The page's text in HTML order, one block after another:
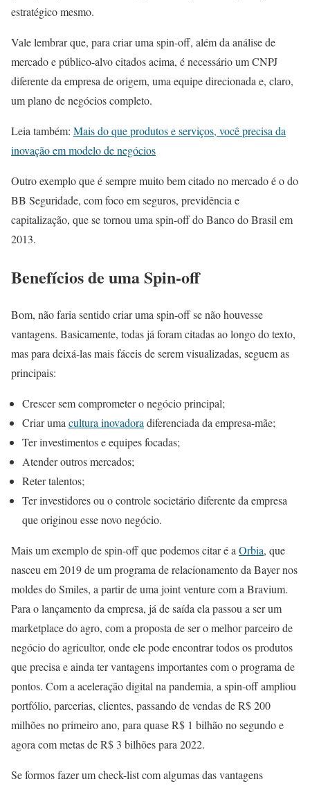
estratégico mesmo.
Vale lembrar que, para criar uma spin-off, além da análise de
mercado e público-alvo citados acima, é necessário um CNPJ
diferente da empresa de origem, uma equipe direcionada e, claro,
um plano de negócios completo.
Leia também: Mais do que produtos e serviços, você precisa da
inovação em modelo de negócios
Outro exemplo que é sempre muito bem citado no mercado é o do
BB Seguridade, com foco em seguros, previdência e
capitalização, que se tornou uma spin-off do Banco do Brasil em
2013.
Benefícios de uma Spin-off
Bom, não faria sentido criar uma spin-off se não houvesse
vantagens. Basicamente, todas já foram citadas ao longo do texto,
mas para deixá-las mais fáceis de serem visualizadas, seguem as
principais:
Crescer sem comprometer o negócio principal;
Criar umacultura inovadoradiferenciada da empresa-mãe;
Ter investimentos e equipes focadas;
Atender outros mercados;
Reter talentos;
Ter investidores ou o controle societário diferente da empresa
que originou esse novo negócio.
Mais um exemplo de spin-off que podemos citar é aOrbia, que
nasceu em 2019 de um programa de relacionamento da Bayer nos
moldes do Smiles, a partir de uma joint venture com a Bravium.
Para o lançamento da empresa, já de saída ela passou a ser um
marketplace do agro, com a proposta de ser o melhor parceiro de
negócio do agricultor, onde ele pode encontrar todos os produtos
que precisa e ainda ter vantagens importantes com o programa de
pontos. Com a aceleração digital na pandemia, a spin-off ampliou
portfólio, parcerias, clientes, passando de vendas de R$ 200
milhões no primeiro ano, para quase R$ 1 bilhão no segundo e
agora com metas de R$ 3 bilhões para 2022.
Se formos fazer um check-list com algumas das vantagens